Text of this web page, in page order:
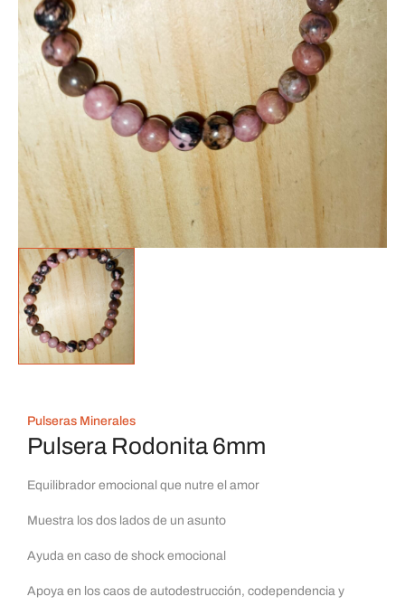
Pulseras Minerales
Pulsera Rodonita 6mm
Equilibrador emocional que nutre el amor
Muestra los dos lados de un asunto
Ayuda en caso de shock emocional
Apoya en los caos de autodestrucción, codependencia y